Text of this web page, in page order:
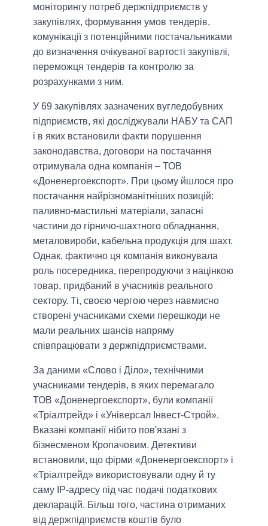
моніторингу потреб держпідприємств у
закупівлях, формування умов тендерів,
комунікації з потенційними постачальниками
до визначення очікуваної вартості закупівлі,
переможця тендерів та контролю за
розрахунками з ним.
У 69 закупівлях зазначених вугледобувних
підприємств, які досліджували НАБУ та САП
і в яких встановили факти порушення
законодавства, договори на постачання
отримувала одна компанія – ТОВ
«Доненергоекспорт». При цьому йшлося про
постачання найрізноманітніших позицій:
паливно-мастильні матеріали, запасні
частини до гірничо-шахтного обладнання,
металовироби, кабельна продукція для шахт.
Однак, фактично ця компанія виконувала
роль посередника, перепродуючи з націнкою
товар, придбаний в учасників реального
сектору. Ті, своєю чергою через навмисно
створені учасниками схеми перешкоди не
мали реальних шансів напряму
співпрацювати з держпідприємствами.
За даними «Слово і Діло», технічними
учасниками тендерів, в яких перемагало
ТОВ «Доненергоекспорт», були компанії
«Тріалтрейд» і «Універсал Інвест-Строй».
Вказані компанії нібито пов'язані з
бізнесменом Кропачовим. Детективи
встановили, що фірми «Доненергоекспорт» і
«Тріалтрейд» використовували одну й ту
саму IP-адресу під час подачі податкових
декларацій. Більш того, частина отриманих
від держпідприємств коштів було